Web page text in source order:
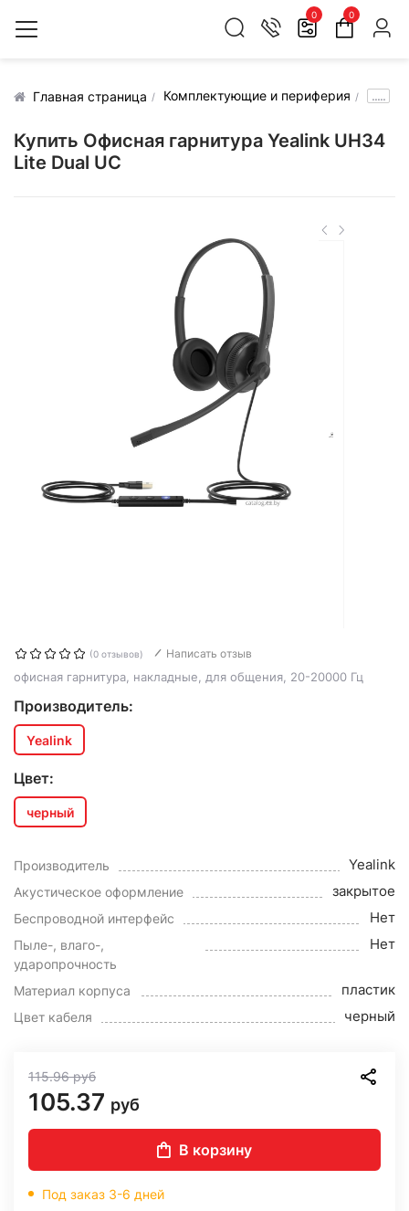
0 0
Главная страница Комплектующие и периферия .....
Купить Офисная гарнитура Yealink UH34
Lite Dual UC
(0 отзывов) Написать отзыв
офисная гарнитура, накладные, для общения, 20-20000 Гц
Производитель:
Yealink
Цвет:
черный
Производитель Yealink
Акустическое оформление закрытое
Беспроводной интерфейс Нет
Пыле-, влаго-,
ударопрочность
Нет
Материал корпуса пластик
Цвет кабеля черный
115.96руб
105.37 руб
В корзину
Под заказ 3-6 дней